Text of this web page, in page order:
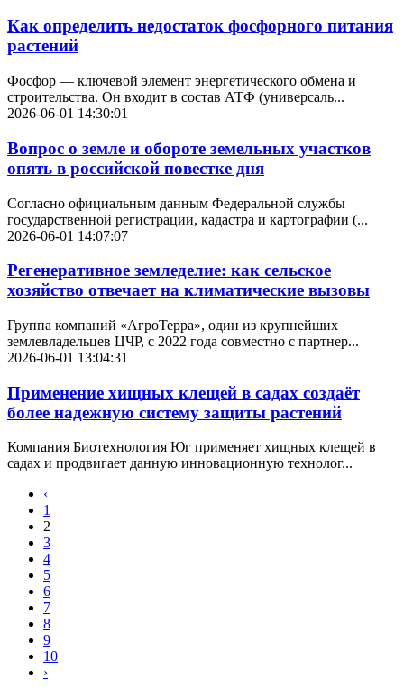
Как определить недостаток фосфорного питания
растений
Фосфор — ключевой элемент энергетического обмена и
строительства. Он входит в состав АТФ (универсаль...
2026-06-01 14:30:01
Вопрос о земле и обороте земельных участков
опять в российской повестке дня
Согласно официальным данным Федеральной службы
государственной регистрации, кадастра и картографии (...
2026-06-01 14:07:07
Регенеративное земледелие: как сельское
хозяйство отвечает на климатические вызовы
Группа компаний «АгроТерра», один из крупнейших
землевладельцев ЦЧР, с 2022 года совместно с партнер...
2026-06-01 13:04:31
Применение хищных клещей в садах создаёт
более надежную систему защиты растений
Компания Биотехнология Юг применяет хищных клещей в
садах и продвигает данную инновационную технолог...
‹
1
2
3
4
5
6
7
8
9
10
›